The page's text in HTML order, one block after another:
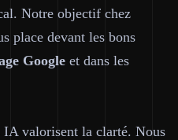
Notre objectif chez
place devant les bons
Google et dans les
IA valorisent la clarté. Nous